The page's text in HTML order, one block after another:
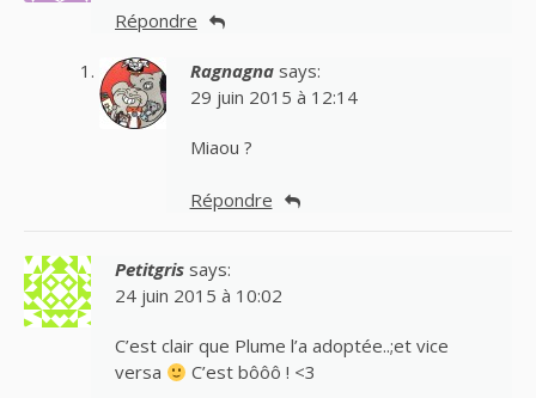
Répondre
Ragnagna says:
29 juin 2015 à 12:14
Miaou ?
Répondre
Petitgris says:
24 juin 2015 à 10:02
C’est clair que Plume l’a adoptée..;et vice
versa
C’est bôôô ! <3